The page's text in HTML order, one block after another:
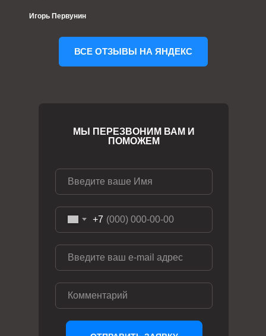
Игорь Первунин
ВСЕ ОТЗЫВЫ НА ЯНДЕКС
+7
МЫ ПЕРЕЗВОНИМ ВАМ И
ПОМОЖЕМ